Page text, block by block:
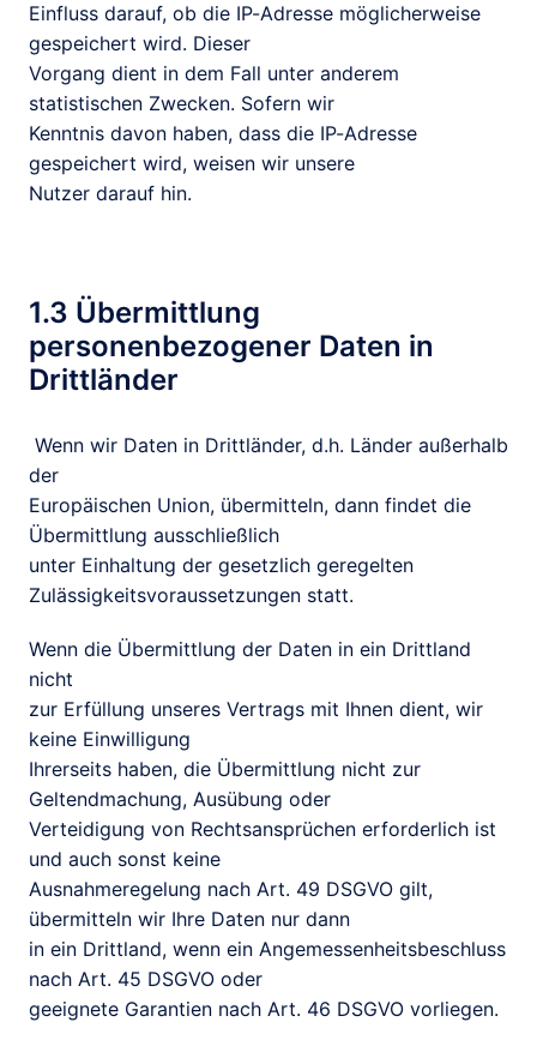
Einfluss darauf, ob die IP-Adresse möglicherweise
gespeichert wird. Dieser
Vorgang dient in dem Fall unter anderem
statistischen Zwecken. Sofern wir
Kenntnis davon haben, dass die IP-Adresse
gespeichert wird, weisen wir unsere
Nutzer darauf hin.
1.3 Übermittlung
personenbezogener Daten in
Drittländer
Wenn wir Daten in Drittländer, d.h. Länder außerhalb
der
Europäischen Union, übermitteln, dann findet die
Übermittlung ausschließlich
unter Einhaltung der gesetzlich geregelten
Zulässigkeitsvoraussetzungen statt.
Wenn die Übermittlung der Daten in ein Drittland
nicht
zur Erfüllung unseres Vertrags mit Ihnen dient, wir
keine Einwilligung
Ihrerseits haben, die Übermittlung nicht zur
Geltendmachung, Ausübung oder
Verteidigung von Rechtsansprüchen erforderlich ist
und auch sonst keine
Ausnahmeregelung nach Art. 49 DSGVO gilt,
übermitteln wir Ihre Daten nur dann
in ein Drittland, wenn ein Angemessenheitsbeschluss
nach Art. 45 DSGVO oder
geeignete Garantien nach Art. 46 DSGVO vorliegen.